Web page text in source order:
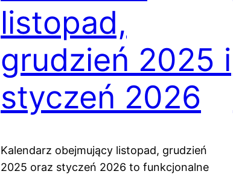
listopad,
grudzień 2025 i
styczeń 2026
Kalendarz obejmujący listopad, grudzień
2025 oraz styczeń 2026 to funkcjonalne